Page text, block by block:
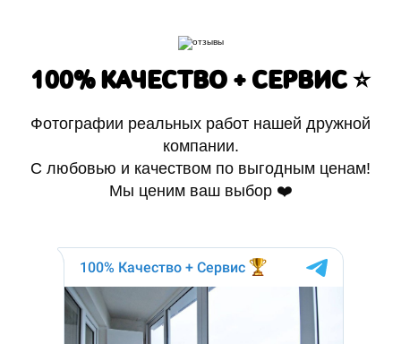
100% КАЧЕСТВО + СЕРВИС ⭐️
Фотографии реальных работ нашей дружной
компании.
С любовью и качеством по выгодным ценам!
Мы ценим ваш выбор ❤️